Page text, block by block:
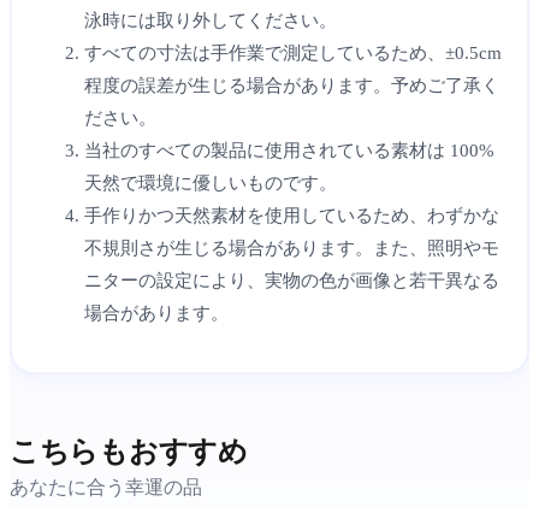
泳時には取り外してください。
すべての寸法は手作業で測定しているため、±0.5cm
程度の誤差が生じる場合があります。予めご了承く
ださい。
当社のすべての製品に使用されている素材は 100%
天然で環境に優しいものです。
手作りかつ天然素材を使用しているため、わずかな
不規則さが生じる場合があります。また、照明やモ
ニターの設定により、実物の色が画像と若干異なる
場合があります。
こちらもおすすめ
あなたに合う幸運の品